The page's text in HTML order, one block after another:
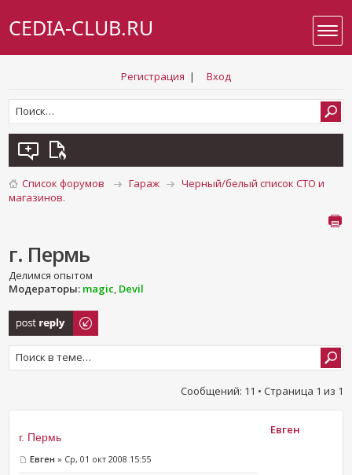
CEDIA-CLUB.RU
Регистрация | Вход
Список форумов Гараж
Черный/белый список СТО и
магазинов.
г. Пермь
Делимся опытом
Модераторы: magic, Devil
Ответить
Сообщений: 11 • Страница 1 из 1
г. Пермь
Евген » Ср, 01 окт 2008 15:55
Евген